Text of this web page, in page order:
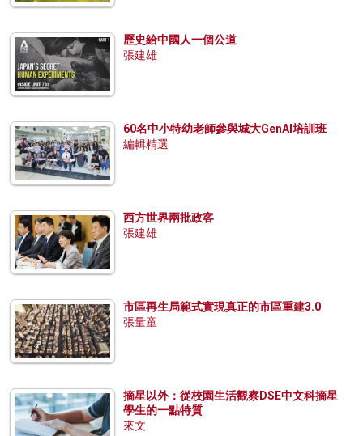
歷史給中國人一個公道
張建雄
60名中小特幼老師參與城大GenAI培訓班
編輯精選
西方世界兩批政客
張建雄
市區再生局範式實現真正的市區重建3.0
張量童
摘星以外：從校園生活觀察DSE中文科摘星
學生的一點特質
來文